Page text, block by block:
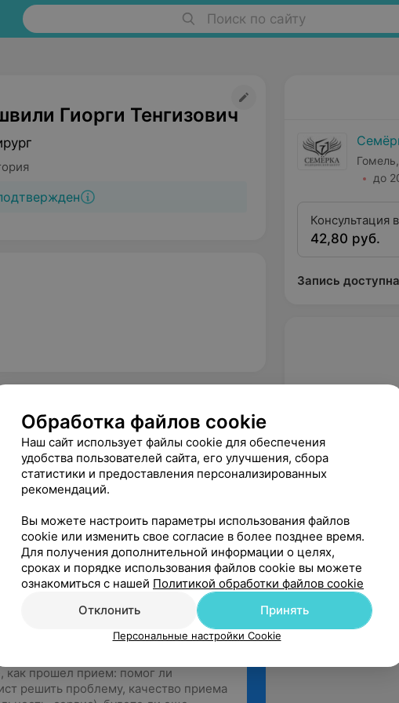
Поиск по сайту
Гиорги Тенгизович
у онколога Гиорги Тенгизовича. И
прошли в спокойной, комфортной
Врач обезбол...
Каменщикова, 42А
до
Консультация
второй
42,80 руб.
Запись
Обработка файлов cookie
Наш сайт использует файлы cookie для обеспечения
удобства пользователей сайта, его улучшения, сбора
статистики и предоставления персонализированных
рекомендаций.
Вы можете настроить параметры использования файлов
cookie или изменить свое согласие в более позднее время.
Для получения дополнительной информации о целях,
сроках и порядке использования файлов cookie вы можете
ознакомиться с нашей Политикой обработки файлов cookie
Отклонить
Принять
Персональные настройки Cookie